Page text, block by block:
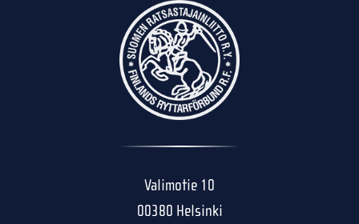
Valimotie 10
00380 Helsinki